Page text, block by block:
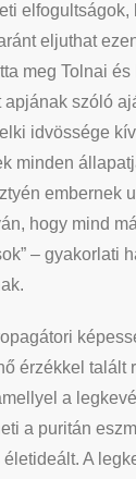
elfogultságok,
eljuthat
meg Tolnai és
apjának szóló
idvössége
minden
embernek
hogy mind
– gyakorlati
érzékkel talált
a
a puritán
A